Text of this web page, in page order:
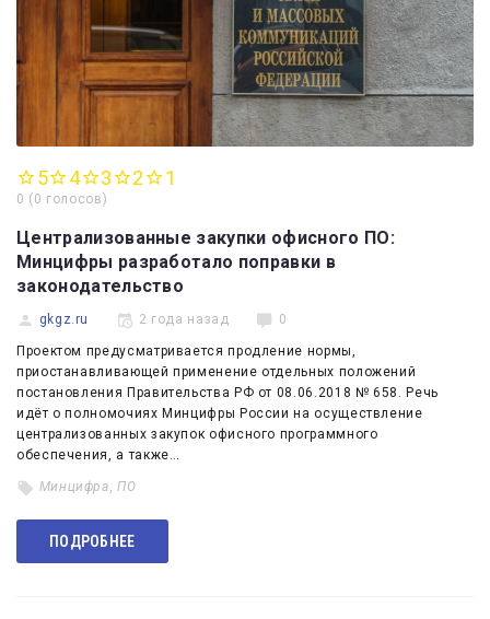
5 4 3 2 1
0 ( 0 голосов )
Централизованные закупки офисного ПО:
Минцифры разработало поправки в
законодательство
gkgz.ru 2 года назад 0
Проектом предусматривается продление нормы,
приостанавливающей применение отдельных положений
постановления Правительства РФ ‎от 08.06.2018 № 658. Речь
идёт о полномочиях Минцифры России на осуществление
централизованных закупок офисного программного
обеспечения, а также…
Минцифра,ПО
ПОДРОБНЕЕ